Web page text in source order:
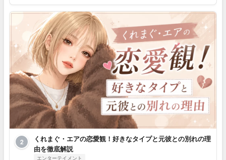
2
くれまぐ・エアの恋愛観！好きなタイプと元彼との別れの理
由を徹底解説
エンターテイメント